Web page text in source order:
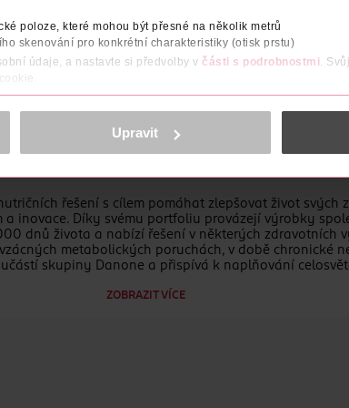
poloze, které mohou být přesné na několik metrů
skenování pro konkrétní charakteristiky (otisk prstu)
údaje, a nastavte si předvolby v části s podrobnostmi .
funkcí sociálních médií, analýze návštěvnosti, které
údajů.
Upravit
Prosyneo™ 2 H.A. - Hydrolysed Advance.
řešení s cílem pomáhat zlepšovat život
inovace. Díky svému portfoliu provázejí výrobky
dnů života a nabízí řešení v některých zdravotních
metabolických poruchách, v době chronické
skupiny Danone a přispívá k naplňování
ZOBRAZIT VÍCE